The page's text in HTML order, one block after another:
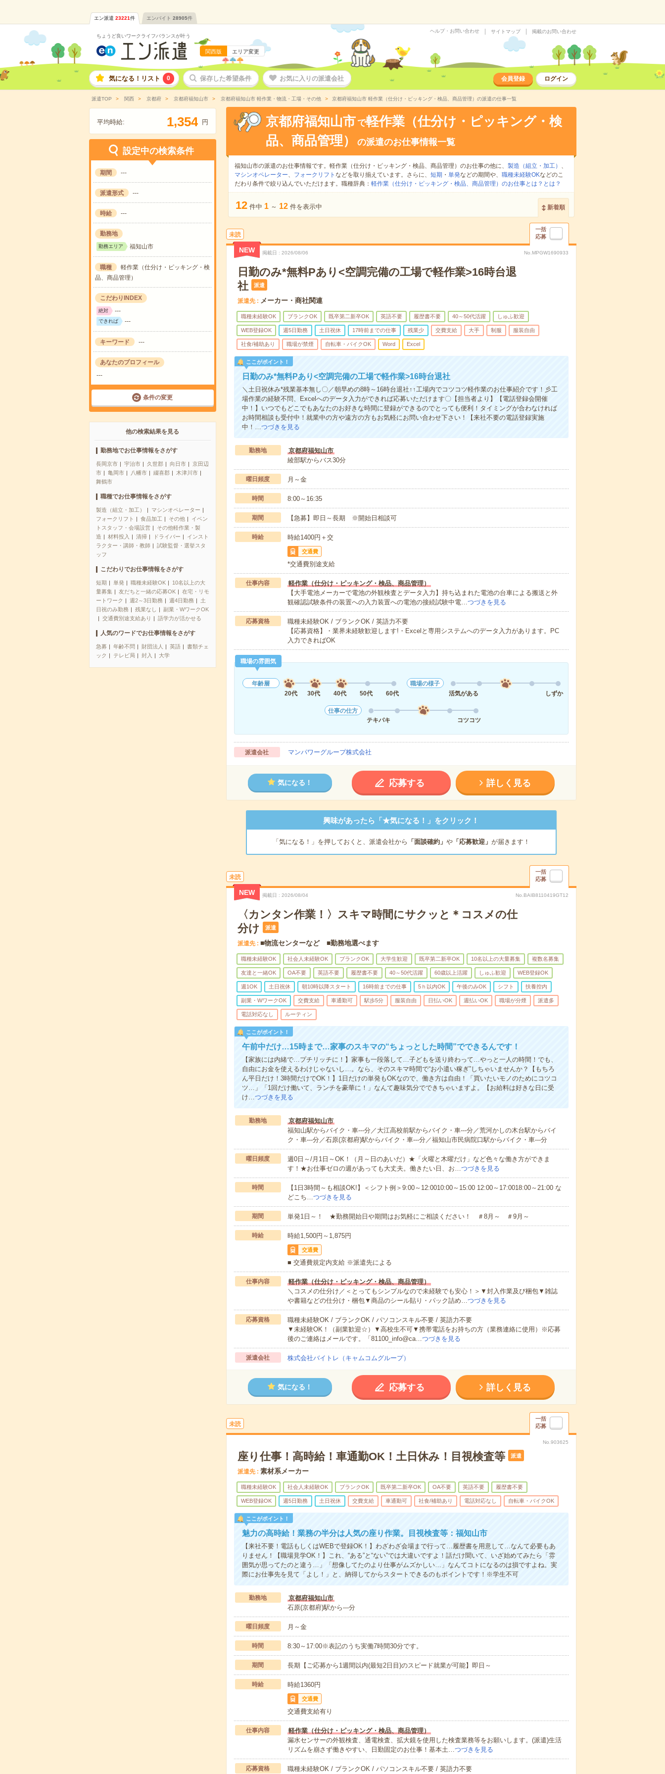
エン派遣 23221件 エンバイト 28905件
ちょうど良いワークライフバランスが叶う
関西版 エリア変更
ヘルプ・お問い合わせ サイトマップ 掲載のお問い合わせ
気になる！リスト 0 保存した希望条件 お気に入りの派遣会社 会員登録 ログイン
派遣TOP 関西 京都府 京都府福知山市 京都府福知山市 軽作業・物流・工場・その他 京都府福知山市 軽作業（仕分け・ピッキング・検品、商品管理）の派遣の仕事一覧
平均時給: 1,354 円
設定中の検索条件
期間 ---
派遣形式 ---
時給 ---
勤務地
勤務エリア 福知山市
職種
軽作業（仕分け・ピッキング・検
品、商品管理）
こだわりINDEX
絶対 ---
できれば ---
キーワード ---
あなたのプロフィール
---
条件の変更
他の検索結果を見る
勤務地でお仕事情報をさがす
長岡京市 宇治市 久世郡 向日市
京田辺
市
亀岡市 八幡市 綴喜郡
木津川市
舞鶴市
職種でお仕事情報をさがす
製造（組立・加工）
マシンオペレーター
フォークリフト
食品加工 その他
イベン
トスタッフ・会場設営
その他軽作業・製
造
材料投入 清掃 ドライバー
インスト
ラクター・講師・教師
試験監督・選挙スタ
ッフ
こだわりでお仕事情報をさがす
短期 単発 職種未経験OK
10名以上の大
量募集
友だちと一緒の応募OK
在宅・リモ
ートワーク
週2～3日勤務 週4日勤務
土
日祝のみ勤務
残業なし
副業・WワークOK
交通費別途支給あり
語学力が活かせる
人気のワードでお仕事情報をさがす
急募 年齢不問 財団法人 英語
書類チェ
ック
テレビ局 封入 大学
京都府福知山市 で軽作業（仕分け・ピッキング・検
品、商品管理）
の派遣のお仕事情報一覧
福知山市の派遣のお仕事情報です。軽作業（仕分け・ピッキング・検品、商品管理）のお仕事の他に、 製造（組立・加工） 、
マシンオペレーター、 フォークリフト などを取り揃えています。さらに、 短期 ・ 単発などの期間や、 職種未経験OKなどのこ
だわり条件で絞り込んでいただけます。職種辞典： 軽作業（仕分け・ピッキング・検品、商品管理）のお仕事とは？とは？
12 件中 1 ～ 12 件を表示中 新着順
未読
一括
応募
NEW 掲載日 2026/08/06 No.MPGW1690933
日勤のみ*無料Pあり<空調完備の工場で軽作業>16時台退
社
派遣
派遣先 メーカー・商社関連
職種未経験OK ブランクOK 既卒第二新卒OK 英語不要 履歴書不要 40～50代活躍 しゅふ歓迎
WEB登録OK 週5日勤務 土日祝休 17時前までの仕事 残業少 交費支給 大手 制服 服装自由
社食/補助あり 職場が禁煙 自転車・バイクOK Word Excel
ここがポイント！
日勤のみ*無料Pあり<空調完備の工場で軽作業>16時台退社
＼土日祝休み*残業基本無し〇／朝早めの8時～16時台退社↑↑工場内でコツコツ軽作業のお仕事紹介です！彡工
場作業の経験不問、Excelへのデータ入力ができれば応募いただけます〇【担当者より】【電話登録会開催
中！】いつでもどこでもあなたのお好きな時間に登録ができるのでとっても便利！タイミングが合わなければ
お時間相談も受付中！就業中の方や遠方の方もお気軽にお問い合わせ下さい！【来社不要の電話登録実施
中！…つづきを見る
勤務地
京都府福知山市
綾部駅からバス30分
曜日頻度 月～金
時間 8:00～16:35
期間 【急募】即日～長期 ※開始日相談可
時給 時給1400円＋交
交通費
*交通費別途支給
仕事内容
軽作業（仕分け・ピッキング・検品、商品管理）
【大手電池メーカーで電池の外観検査とデータ入力】持ち込まれた電池の台車による搬送と外
観確認試験条件の装置への入力装置への電池の接続試験中電…つづきを見る
応募資格
職種未経験OK / ブランクOK / 英語力不要
【応募資格】・業界未経験歓迎します!・Excelと専用システムへのデータ入力があります。PC
入力できればOK
職場の雰囲気
年齢層
20代
30代 40代 50代 60代
職場の様子
活気がある
しずか
仕事の仕方
テキパキ
コツコツ
派遣会社 マンパワーグループ株式会社
気になる！ 応募する 詳しく見る
興味があったら「★気になる！」をクリック！
「気になる！」を押しておくと、派遣会社から 「面談確約」 や「応募歓迎」 が届きます！
未読
一括
応募
NEW 掲載日 2026/08/04 No.BAIB8110419GT12
〈カンタン作業！〉スキマ時間にサクッと＊コスメの仕
分け
派遣
派遣先 ■物流センターなど ■勤務地選べます
職種未経験OK 社会人未経験OK ブランクOK 大学生歓迎 既卒第二新卒OK 10名以上の大量募集 複数名募集
友達と一緒OK OA不要 英語不要 履歴書不要 40～50代活躍 60歳以上活躍 しゅふ歓迎 WEB登録OK
週1OK 土日祝休 朝10時以降スタート 16時前までの仕事 5ｈ以内OK 午後のみOK シフト 扶養控内
副業・WワークOK 交費支給 車通勤可 駅歩5分 服装自由 日払いOK 週払いOK 職場が分煙 派遣多
電話対応なし ルーティン
ここがポイント！
午前中だけ…15時まで…家事のスキマの“ちょっとした時間”でできるんです！
【家族には内緒で…プチリッチに！】家事も一段落して…子どもを送り終わって…やっと一人の時間！でも、
自由にお金を使えるわけじゃないし…。なら、そのスキマ時間で“お小遣い稼ぎ”しちゃいませんか？【もちろ
ん平日だけ！3時間だけでOK！】1日だけの単発もOKなので、働き方は自由！「買いたいモノのためにコツコ
ツ…」「1回だけ働いて、ランチを豪華に！」なんて趣味気分でできちゃいますよ。【お給料は好きな日に受
け…つづきを見る
勤務地
京都府福知山市
福知山駅からバイク・車---分／大江高校前駅からバイク・車---分／荒河かしの木台駅からバイ
ク・車---分／石原(京都府)駅からバイク・車---分／福知山市民病院口駅からバイク・車---分
曜日頻度
週0日～/月1日～OK！（月～日のあいだ）★「火曜と木曜だけ」など色々な働き方ができま
す！★お仕事ゼロの週があっても大丈夫。働きたい日、お…つづきを見る
時間
【1日3時間～も相談OK!】＜シフト例＞9:00～12:0010:00～15:00 12:00～17:0018:00～21:00 な
どこち…つづきを見る
期間 単発1日～！ ★勤務開始日や期間はお気軽にご相談ください！ ＃8月～ ＃9月～
時給 時給1,500円～1,875円
交通費
■ 交通費規定内支給 ※派遣先による
仕事内容
軽作業（仕分け・ピッキング・検品、商品管理）
＼コスメの仕分け／＜とってもシンプルなので未経験でも安心！＞▼封入作業及び梱包▼雑誌
や書籍などの仕分け・梱包▼商品のシール貼り・パック詰め…つづきを見る
応募資格
職種未経験OK / ブランクOK / パソコンスキル不要 / 英語力不要
▼未経験OK！（副業歓迎☆）▼高校生不可▼携帯電話をお持ちの方（業務連絡に使用）※応募
後のご連絡はメールです。「81100_info@ca…つづきを見る
派遣会社 株式会社バイトレ（キャムコムグループ）
気になる！ 応募する 詳しく見る
未読
一括
応募
No.903625
座り仕事！高時給！車通勤OK！土日休み！目視検査等 派遣
派遣先 素材系メーカー
職種未経験OK 社会人未経験OK ブランクOK 既卒第二新卒OK OA不要 英語不要 履歴書不要
WEB登録OK 週5日勤務 土日祝休 交費支給 車通勤可 社食/補助あり 電話対応なし 自転車・バイクOK
ここがポイント！
魅力の高時給！業務の半分は人気の座り作業。目視検査等：福知山市
【来社不要！電話もしくはWEBで登録OK！】わざわざ会場まで行って…履歴書を用意して…なんて必要もあ
りません！【職場見学OK！】これ、“ある”と“ない”では大違いですよ！話だけ聞いて、いざ始めてみたら「雰
囲気が思ってたのと違う…」「想像してたのより仕事がムズかしい…」なんてコトになるのは損ですよね。実
際にお仕事先を見て「よし！」と、納得してからスタートできるのもポイントです！※学生不可
勤務地
京都府福知山市
石原(京都府)駅から---分
曜日頻度 月～金
時間 8:30～17:00※表記のうち実働7時間30分です。
期間 長期【ご応募から1週間以内(最短2日目)のスピード就業が可能】即日～
時給 時給1360円
交通費
交通費支給有り
仕事内容
軽作業（仕分け・ピッキング・検品、商品管理）
漏水センサーの外観検査、通電検査、拡大鏡を使用した検査業務等をお願いします。(派遣)生活
リズムを崩さず働きやすい、日勤固定のお仕事！基本土…つづきを見る
応募資格 職種未経験OK / ブランクOK / パソコンスキル不要 / 英語力不要